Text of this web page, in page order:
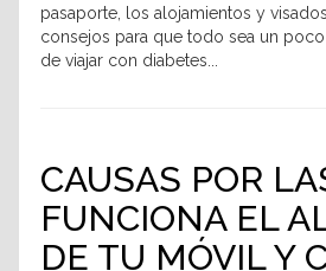
pasaporte, los alojamientos y
consejos para que todo sea un
de viajar con diabetes...
CAUSAS POR
FUNCIONA EL
DE TU MÓVIL Y